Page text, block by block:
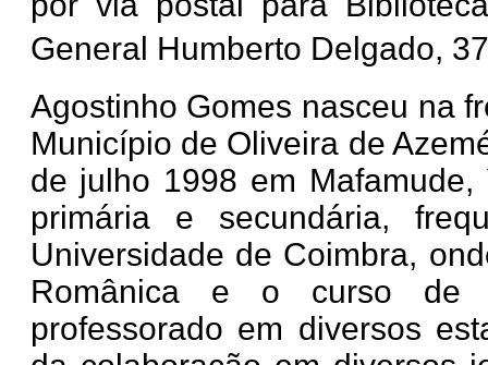
General Humberto Delgado,
Agostinho Gomes nasceu na
Município de Oliveira de
de julho 1998 em
primária e secundária,
Universidade de Coimbra,
Românica e o curso de
professorado em diversos